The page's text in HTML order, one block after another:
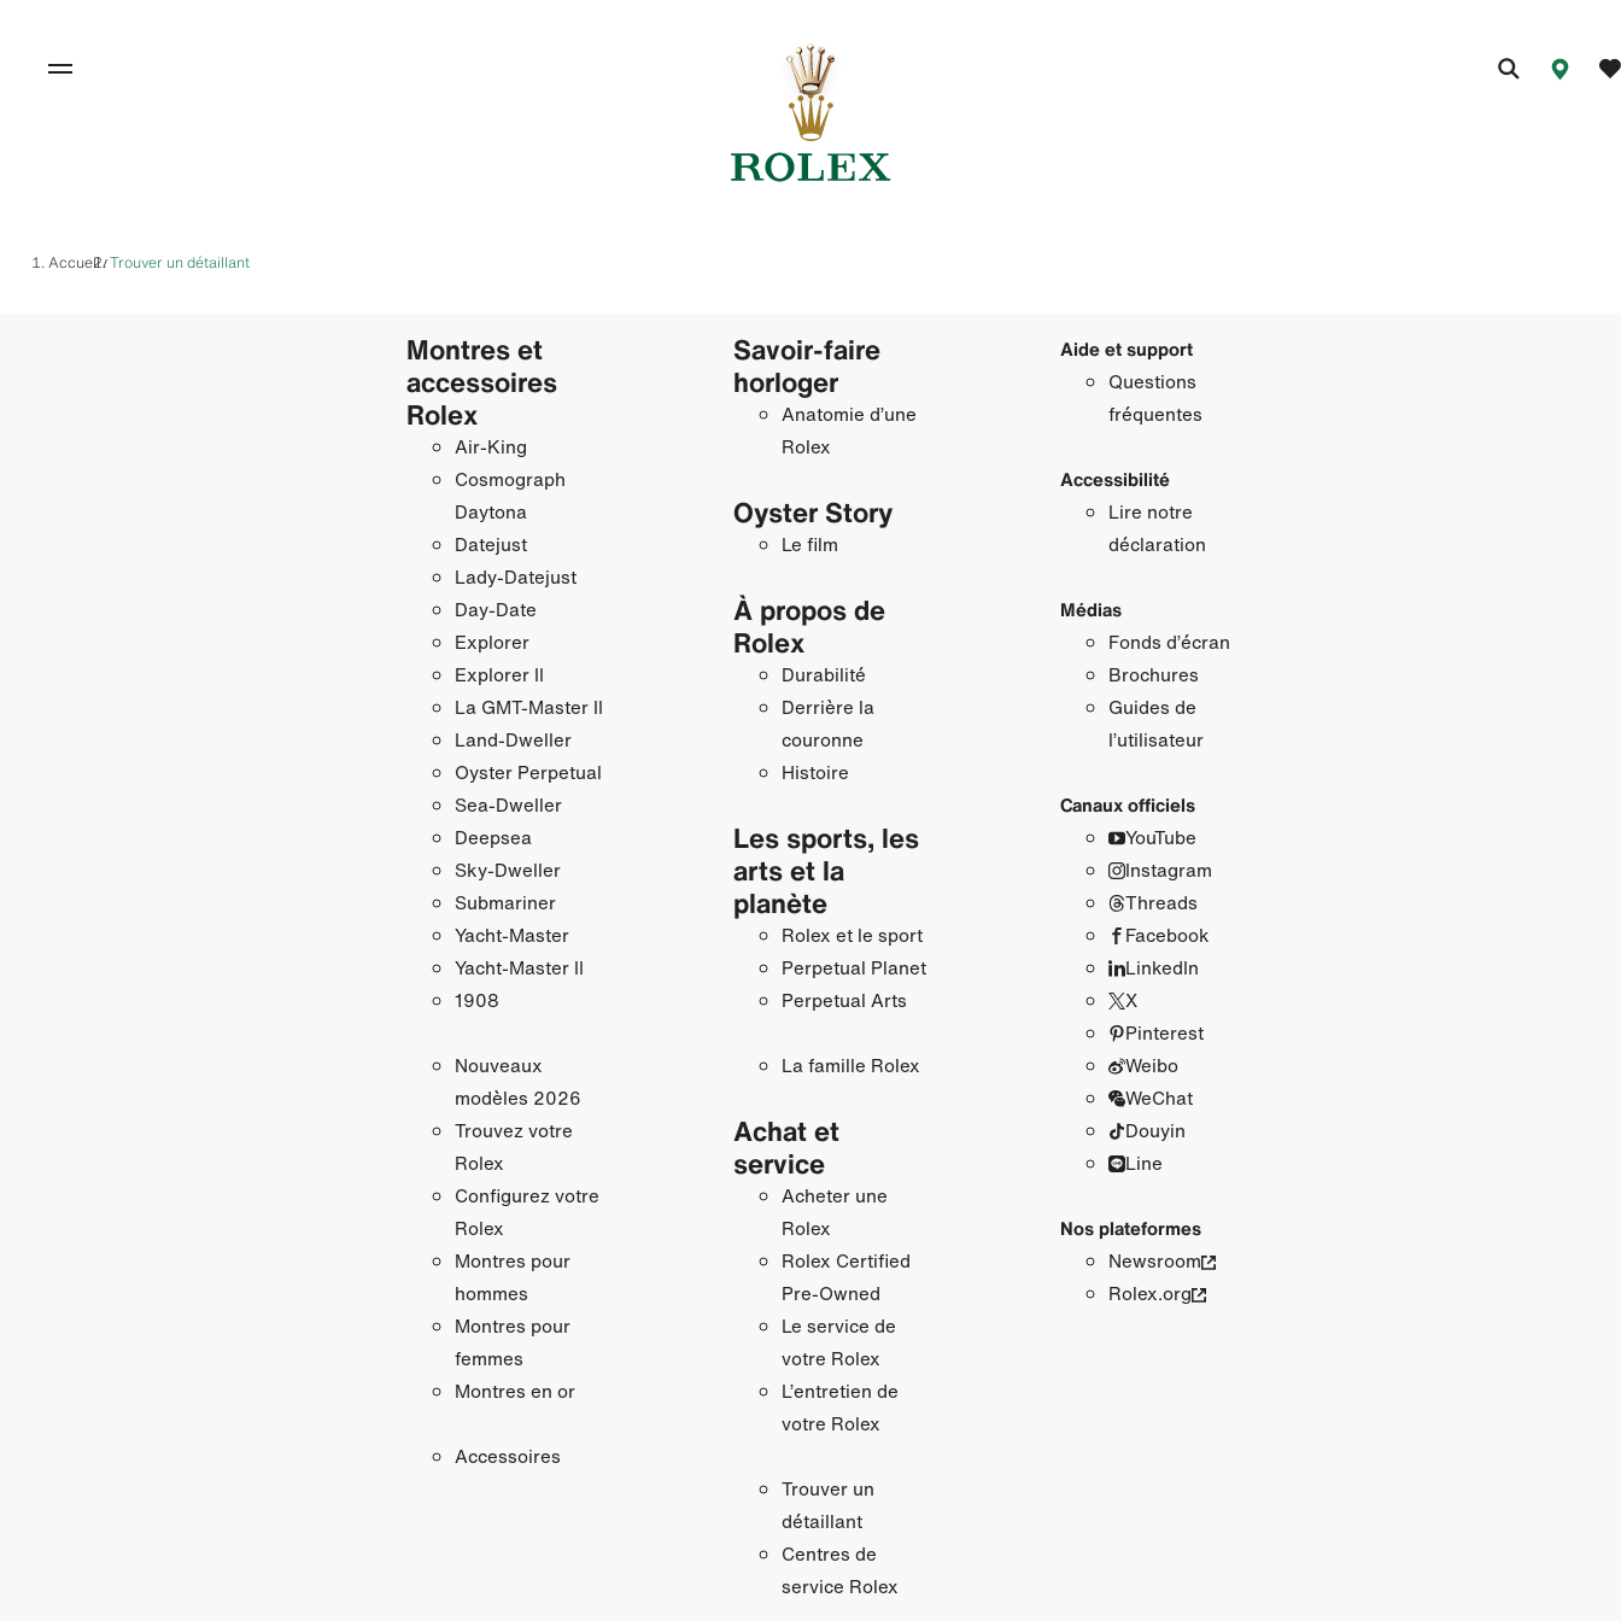
Accueil/Trouver un détaillant
Montres et
accessoires
Rolex
Air‑King
Cosmograph
Daytona
Datejust
Lady‑Datejust
Day‑Date
Explorer
Explorer II
La GMT‑Master II
Land-Dweller
Oyster Perpetual
Sea-Dweller
Deepsea
Sky‑Dweller
Submariner
Yacht‑Master
Yacht‑Master II
1908
Nouveaux
modèles 2026
Trouvez votre
Rolex
Configurez votre
Rolex
Montres pour
hommes
Montres pour
femmes
Montres en or
Accessoires
Savoir‑faire
horloger
Anatomie d’une
Rolex
Oyster Story
Le film
À propos de
Rolex
Durabilité
Derrière la
couronne
Histoire
Les sports, les
arts et la
planète
Rolex et le sport
Perpetual Planet
Perpetual Arts
La famille Rolex
Achat et
service
Acheter une
Rolex
Rolex Certified
Pre-Owned
Le service de
votre Rolex
L’entretien de
votre Rolex
Trouver un
détaillant
Centres de
service Rolex
Aide et support
Questions
fréquentes
Accessibilité
Lire notre
déclaration
Médias
Fonds d’écran
Brochures
Guides de
l’utilisateur
Canaux officiels
YouTube
Instagram
Threads
Facebook
LinkedIn
X
Pinterest
Weibo
WeChat
Douyin
Line
Nos plateformes
Newsroom
Rolex.org